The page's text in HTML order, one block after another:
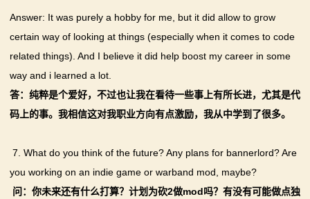
Answer: It was purely a hobby for me, but it did allow to grow
certain way of looking at things (especially when it comes to code
related things). And I believe it did help boost my career in some
way and i learned a lot.
答：纯粹是个爱好，不过也让我在看待一些事上有所长进，尤其是代
码上的事。我相信这对我职业方向有点激励，我从中学到了很多。
7. What do you think of the future? Any plans for bannerlord? Are
you working on an indie game or warband mod, maybe?
问：你未来还有什么打算？计划为砍2做mod吗？有没有可能做点独